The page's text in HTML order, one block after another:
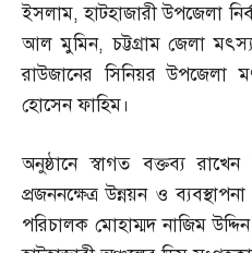
ইসলাম,হাটহাজারী উপজেলা
আল মুমিন,চট্টগ্রাম জেলা
রাউজানের সিনিয়র উপজেলা
হোসেন ফাহিম।
অনুষ্ঠানে স্বাগত বক্তব্য
প্রজননক্ষেত্র উন্নয়ন ও
পরিচালক মোহাম্মদ নাজিম